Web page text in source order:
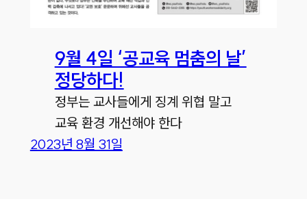
9월 4일 ‘공교육 멈춤의 날’
정당하다!
정부는 교사들에게 징계 위협 말고
교육 환경 개선해야 한다
2023년 8월 31일